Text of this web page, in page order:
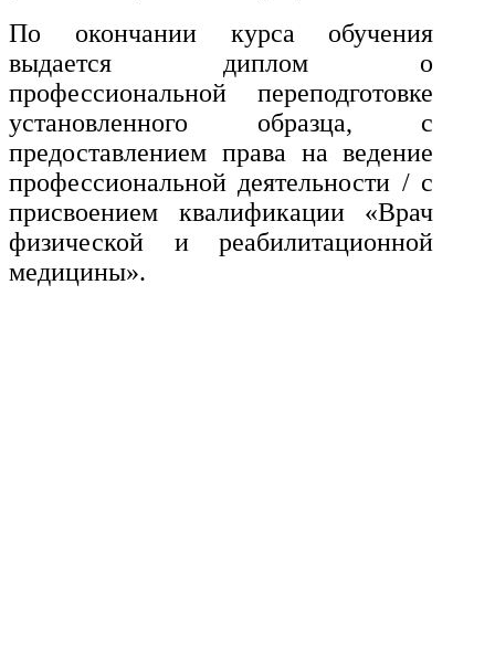
По окончании курса обучения
выдается диплом о
профессиональной переподготовке
установленного образца, с
предоставлением права на ведение
профессиональной деятельности / с
присвоением квалификации «Врач
физической и реабилитационной
медицины».